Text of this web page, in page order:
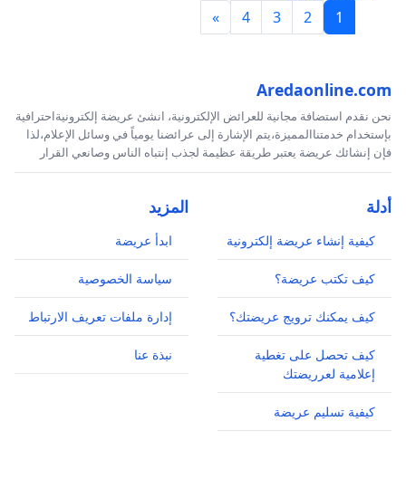
1
2
3
4
»
Aredaonline.com
نحن نقدم استضافة مجانية للعرائض الإلكترونية، انشئ عريضة إلكترونيةاحترافية
بإستخدام خدمتناالمميزة،يتم الإشارة إلى عرائضنا يومياً في وسائل الإعلام،لذا
فإن إنشائك عريضة يعتبر طريقة عظيمة لجذب إنتباه الناس وصانعي القرار
أدلة
كيفية إنشاء عريضة إلكترونية
كيف تكتب عريضة؟
كيف يمكنك ترويج عريضتك؟
كيف تحصل على تغطية
إعلامية لعرريضتك
كيفية تسليم عريضة
المزيد
ابدأ عريضة
سياسة الخصوصية
إدارة ملفات تعريف الارتباط
نبذة عنا